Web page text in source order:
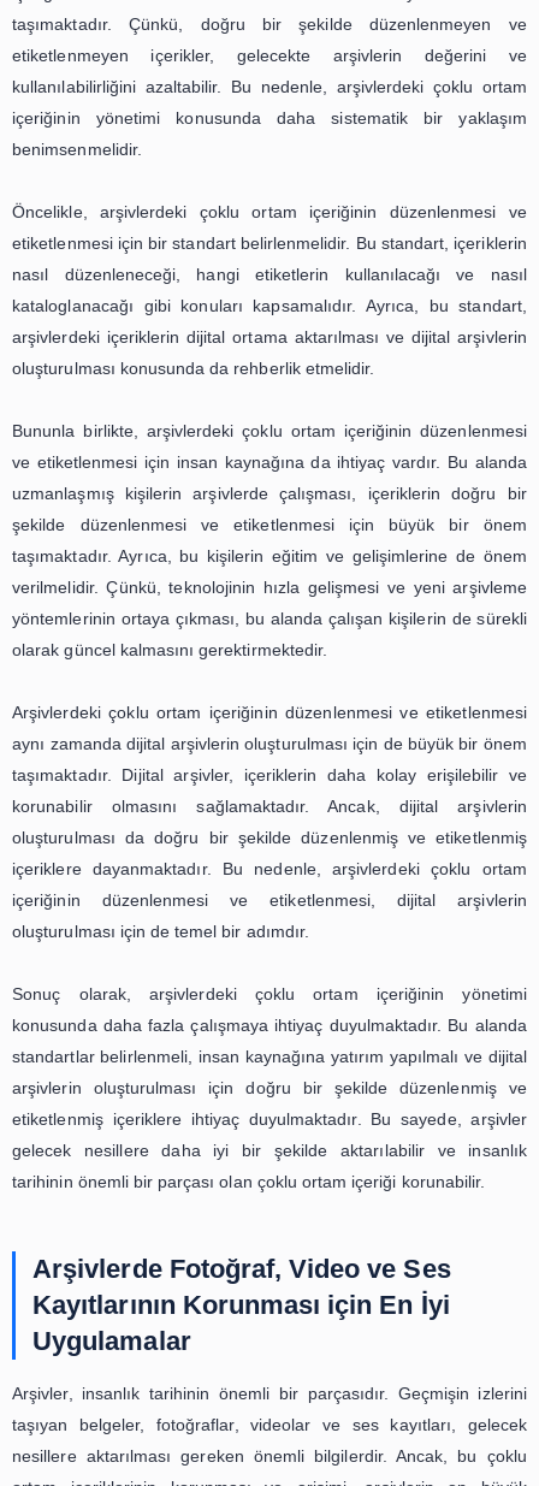
Bu sistem, arşivlerin büyüklüğüne ve ihtiyaçlarına göre
bütünlüklerinin kontrol edilmesi ve erişilebilirliğinin
gerekmektedir.
saklanması, sadece koruma ve erişilebilirlik açısından
zamanda arşivlerin gelecekteki kullanımı açısından da
önem taşımaktadır. Dijital ortamda saklanan materyaller,
fiziksel olarak ziyaret edilmesi gerektiğinde bile, hızlı
şekilde erişilebilir hale gelir. Ayrıca, dijital ortamda
arşivlerdeki bilgilere daha hızlı ve etkili bir şekilde
Sonuç olarak, arşivlerdeki çoklu ortam içeriklerinin
ve saklanması, arşivlerin gelecekteki korunması ve
açısından büyük bir önem taşımaktadır. Bu sürecin
şekilde yönetilmesi, arşivlerin gelecek nesillere
adımdır. Bu nedenle, arşivlerin dijitalleştirme ve
süreçlerine gereken önemin verilmesi, arşivlerin
kullanımı açısından büyük bir önem taşımaktadır.
Çoklu Ortam İçeriğinin Yönetimi:
Arşivlerde Fotoğraf, Video ve Ses
Etiketlenmesi
Arşivler, insanlık tarihinin önemli bir parçasıdır.
taşıyan bu kaynaklar, gelecek nesillere aktarılmak ve
için büyük bir öneme sahiptir. Ancak, günümüzde
ortam içeriğinin yönetimi giderek daha büyük bir
arşivlenmesi ve erişimi konusunda ciddi
karşıyayız. Bu nedenle, arşivlerde çoklu ortam
düzenlenmesi ve etiketlenmesi konusunda daha fazla
ihtiyaç duyulmaktadır.
Arşivlerdeki çoklu ortam içeriğinin yönetimi, sadece
korunması ve saklanmasıyla sınırlı değildir. Aynı